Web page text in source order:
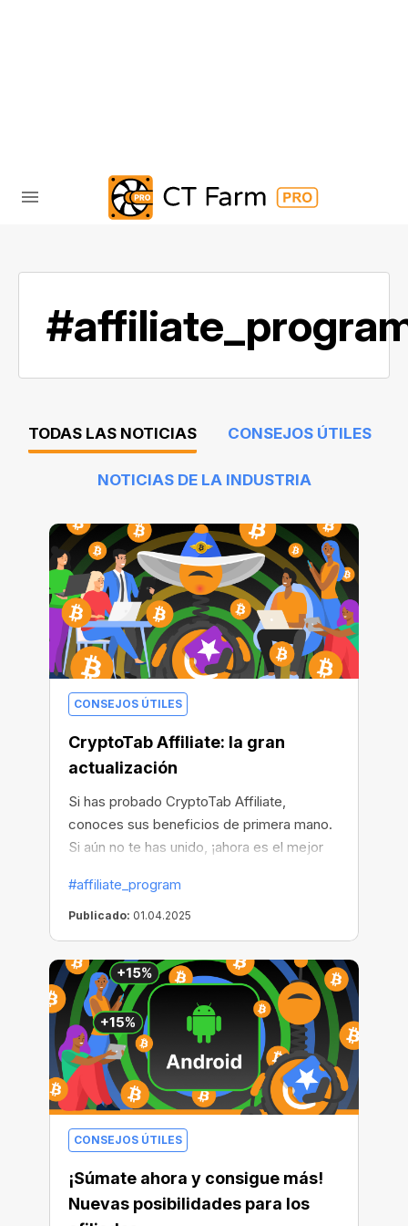
TODAS LAS NOTICIAS CONSEJOS ÚTILES
NOTICIAS DE LA INDUSTRIA
CONSEJOS ÚTILES
CryptoTab Affiliate: la gran
actualización
Si has probado CryptoTab Affiliate,
conoces sus beneficios de primera mano.
Si aún no te has unido, ¡ahora es el mejor
#affiliate_program
Publicado: 01.04.2025
CONSEJOS ÚTILES
¡Súmate ahora y consigue más!
Nuevas posibilidades para los